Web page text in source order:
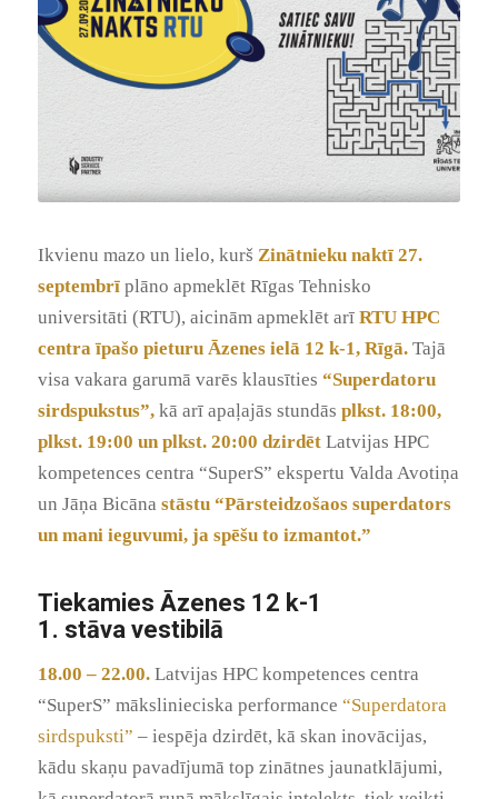
Ikvienu mazo un lielo, kurš Zinātnieku naktī 27.
septembrī plāno apmeklēt Rīgas Tehnisko
universitāti (RTU), aicinām apmeklēt arīRTU HPC
centra īpašo pieturu Āzenes ielā 12 k-1, Rīgā. Tajā
visa vakara garumā varēs klausīties “Superdatoru
sirdspukstus”, kā arī apaļajās stundās plkst. 18:00,
plkst. 19:00 un plkst. 20:00 dzirdēt Latvijas HPC
kompetences centra “SuperS” ekspertu Valda Avotiņa
un Jāņa Bicāna stāstu “Pārsteidzošaos superdators
un mani ieguvumi, ja spēšu to izmantot.”
Tiekamies Āzenes 12 k-1
1. stāva vestibilā
18.00 – 22.00.Latvijas HPC kompetences centra
“SuperS” mākslinieciska performance “Superdatora
sirdspuksti” – iespēja dzirdēt, kā skan inovācijas,
kādu skaņu pavadījumā top zinātnes jaunatklājumi,